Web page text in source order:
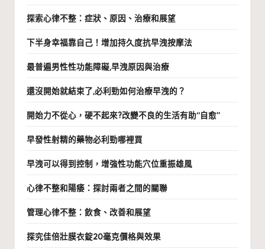
探索心律不整：症狀、原因、治療和展望
下半身幸福靠自己！增加持久度抗早洩按摩法
最普遍男性性功能障礙,早洩原因與治療
還沒開始就結束了,必利勁如何治療早洩的？
開始力不從心，硬不起來?改變不良的生活有助“自愈”
早發性射精的藥物必利勁哪裡買
早洩可以得到控制，增強性功能穴位重振雄風
心律不整和陽痿：探討兩者之間的關聯
管理心律不整：飲食、改善和展望
探究佳倍壯膜衣錠20毫克價格與效果